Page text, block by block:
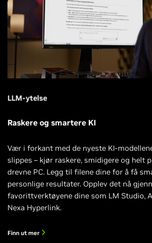
LLM-ytelse
Raskere og smartere KI
Vær i forkant med de nyeste KI-
slippes – kjør raskere, smidigere og helt
drevne PC. Legg til filene dine for å få
personlige resultater. Opplev det nå
favorittverktøyene dine som LM Studio,
Nexa Hyperlink.
Finn ut mer